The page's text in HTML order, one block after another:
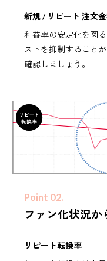
新規 / リピート 注文
利益率の安定化を図
ストを抑制すること
確認しましょう。
Point 02.
ファン化状況か
リピート転換率